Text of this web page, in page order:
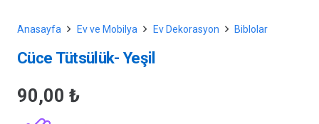
Anasayfa Ev ve Mobilya Ev Dekorasyon Biblolar
Cüce Tütsülük- Yeşil
90,00 ₺